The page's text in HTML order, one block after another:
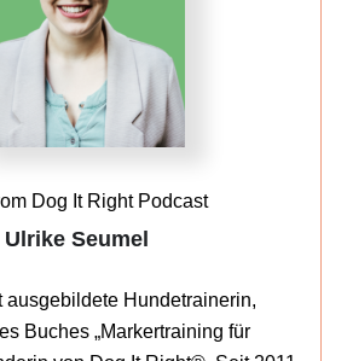
Dog It Right Podcast
Ulrike Seumel
ausgebildete Hundetrainerin,
Buches „Markertraining für